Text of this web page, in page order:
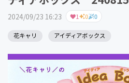
2024/09/23 16:23 1 0 0
花キャリ アイディアボックス